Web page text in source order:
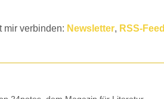
mir verbinden: Newsletter, RSS-Feed